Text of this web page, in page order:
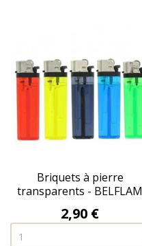
Briquets à pierre
transparents - BELFLAM
Prix
2,90 €